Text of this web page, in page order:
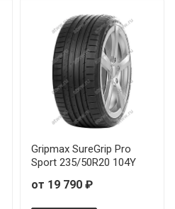
Gripmax SureGrip Pro
Sport 235/50R20 104Y
от 19 790 ₽